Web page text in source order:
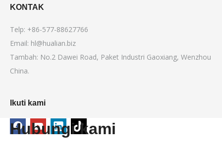
KONTAK
Telp: +86-577-88627766
Email: hl@hualian.biz
Tambah: No.2 Dawei Road, Paket Industri Gaoxiang, Wenzhou
China.
Ikuti kami
Hubungi kami